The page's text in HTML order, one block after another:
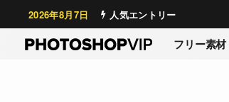
2026年8月7日 人気エントリー
フリー素材